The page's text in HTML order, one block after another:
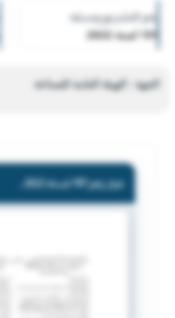
رقم التشريع وسنته
197 لسنة 2022
الجهة : الهيئة العامة للصناعة